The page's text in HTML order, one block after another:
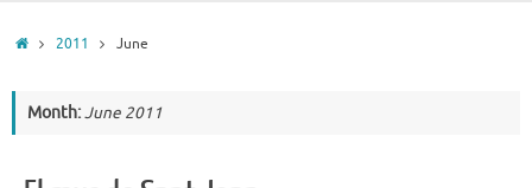
Home2011 June
Month:June 2011